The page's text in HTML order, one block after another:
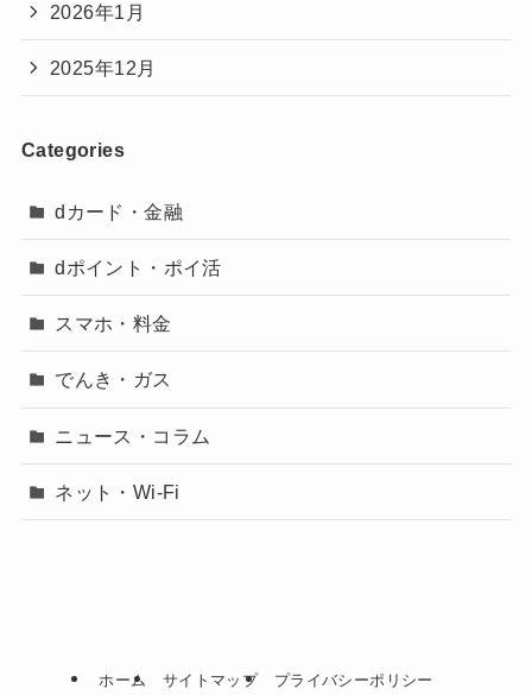
2026年1月
2025年12月
Categories
dカード・金融
dポイント・ポイ活
スマホ・料金
でんき・ガス
ニュース・コラム
ネット・Wi-Fi
ホーム サイトマップ プライバシーポリシー